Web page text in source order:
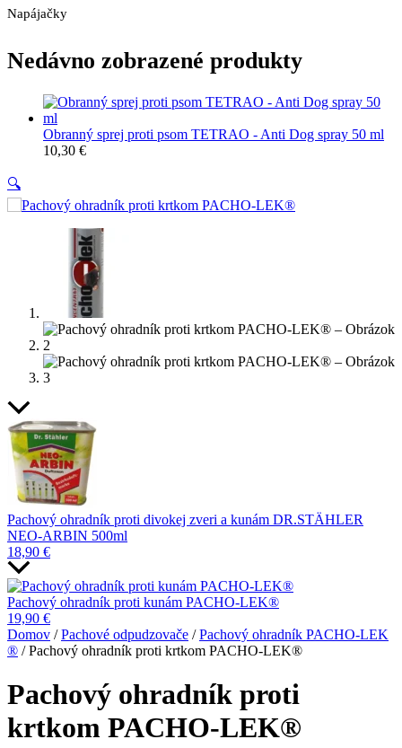
Napájačky
Nedávno zobrazené produkty
Obranný sprej proti psom TETRAO - Anti Dog spray 50 ml
10,30 €
🔍
Pachový ohradník proti divokej zveri a kunám DR.STÄHLER
NEO-ARBIN 500ml
18,90 €
Pachový ohradník proti kunám PACHO-LEK®
19,90 €
Domov /Pachové odpudzovače /Pachový ohradník PACHO-LEK
® / Pachový ohradník proti krtkom PACHO-LEK®
Pachový ohradník proti
krtkom PACHO-LEK®